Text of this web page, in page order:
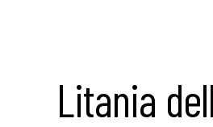
Litania